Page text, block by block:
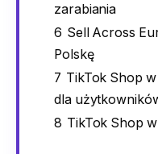
zarabiania
6 Sell Across
Polskę
7 TikTok Shop
dla
8 TikTok Shop